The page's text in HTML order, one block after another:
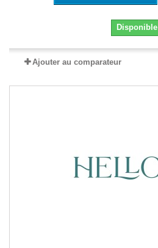
Disponible
Ajouter au comparateur